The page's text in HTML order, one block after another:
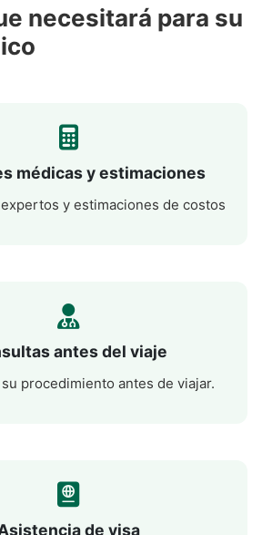
necesitará para su
médicas y estimaciones
y estimaciones de costos
antes del viaje
procedimiento antes de viajar.
de visa